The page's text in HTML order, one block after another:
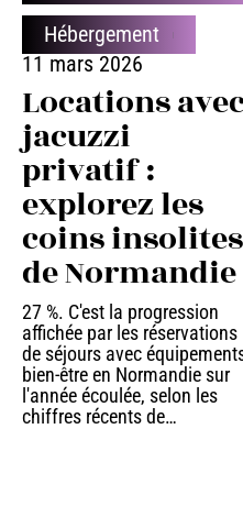
Hébergement
11 mars 2026
Locations
jacuzzi
privatif :
explorez les
coins insolites
de Normandie
27 %. C'est la progression
affichée par les réservations
de séjours avec
bien-être en Normandie sur
l'année écoulée, selon les
chiffres récents de…